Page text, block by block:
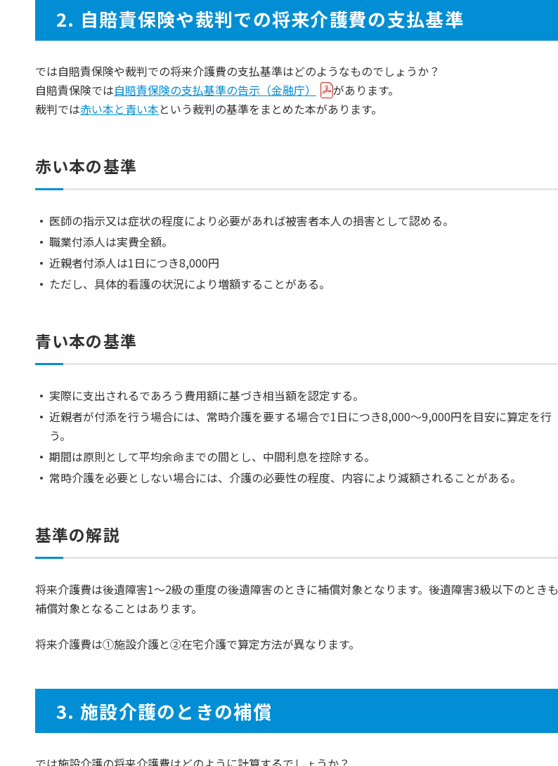
2. 自賠責保険や裁判での将来介護費の支払基準
では自賠責保険や裁判での将来介護費の支払基準はどのようなものでしょうか？
自賠責保険では自賠責保険の支払基準の告示（金融庁）
があります。
裁判では赤い本と青い本という裁判の基準をまとめた本があります。
赤い本の基準
医師の指示又は症状の程度により必要があれば被害者本人の損害として認める。
職業付添人は実費全額。
近親者付添人は1日につき8,000円
ただし、具体的看護の状況により増額することがある。
青い本の基準
実際に支出されるであろう費用額に基づき相当額を認定する。
近親者が付添を行う場合には、常時介護を要する場合で1日につき8,000～9,000円を目安に算定を行
う。
期間は原則として平均余命までの間とし、中間利息を控除する。
常時介護を必要としない場合には、介護の必要性の程度、内容により減額されることがある。
基準の解説
将来介護費は後遺障害1～2級の重度の後遺障害のときに補償対象となります。後遺障害3級以下のときも
補償対象となることはあります。
将来介護費は①施設介護と②在宅介護で算定方法が異なります。
3. 施設介護のときの補償